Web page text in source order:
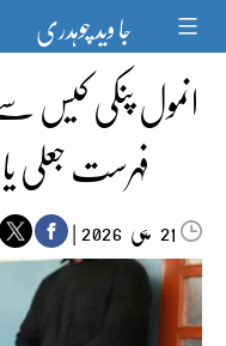
content جا وید چوہدری
انمول پنکی کیس
فہرست جعلی
21 مئی‬‮ |